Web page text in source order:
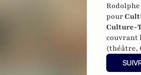
pour
Culture-
couvrant
(théâtre,
etc.).